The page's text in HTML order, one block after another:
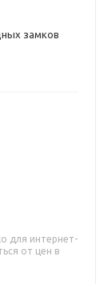
замков
для интернет-
от цен в